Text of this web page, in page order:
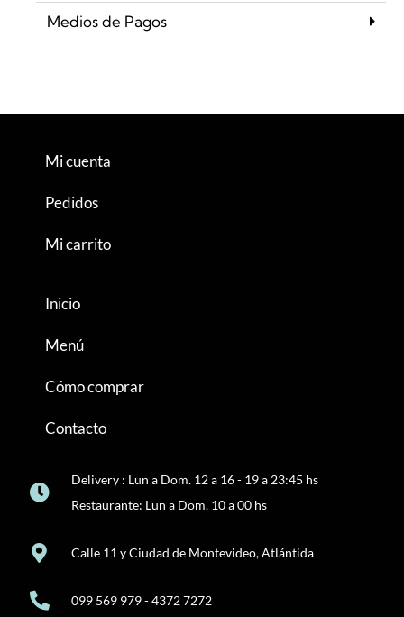
Medios de Pagos
Delivery : Lun a Dom. 12 a 16 - 19 a 23:45 hs
Restaurante: Lun a Dom. 10 a 00 hs
Calle 11 y Ciudad de Montevideo, Atlántida
099 569 979 - 4372 7272
Inicio
Menú
Cómo comprar
Contacto
Mi cuenta
Pedidos
Mi carrito